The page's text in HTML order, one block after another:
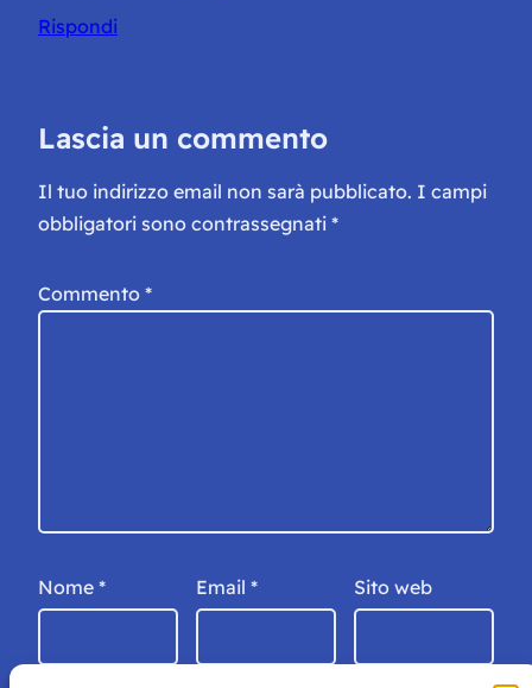
Rispondi
Lascia un commento
Il tuo indirizzo email non sarà pubblicato. I campi
obbligatori sono contrassegnati *
Commento *
Nome * Email * Sito web